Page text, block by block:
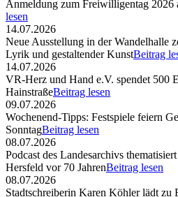
Anmeldung zum Freiwilligentag 2026
lesen
14.07.2026
Neue Ausstellung in der Wandelhalle
Lyrik und gestaltender KunstBeitrag
14.07.2026
VR-Herz und Hand e.V. spendet 500
HainstraßeBeitrag lesen
09.07.2026
Wochenend-Tipps: Festspiele feiern
SonntagBeitrag lesen
08.07.2026
Podcast des Landesarchivs
Hersfeld vor 70 JahrenBeitrag lesen
08.07.2026
Stadtschreiberin Karen Köhler lädt zu